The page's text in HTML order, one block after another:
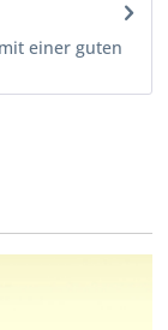
einer guten